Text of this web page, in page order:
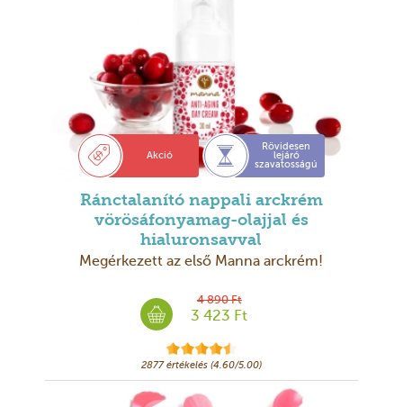
Akció
Rövidesen
lejáró
szavatosságú
Ránctalanító nappali arckrém
vörösáfonyamag-olajjal és
hialuronsavval
Megérkezett az első Manna arckrém!
4 890 Ft
3 423 Ft
2877 értékelés (4.60/5.00)